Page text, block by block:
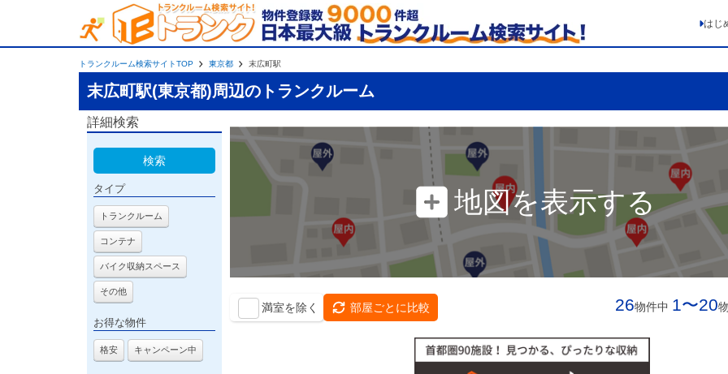
はじ
トランクルーム検索サイトTOP 東京都 末広町駅
末広町駅(東京都)周辺のトランクルーム
詳細検索
検索
タイプ
トランクルーム
コンテナ
バイク収納スペース
その他
お得な物件
格安 キャンペーン中
地図を表示する
満室を除く 部屋ごとに比較 26物件中 1〜20